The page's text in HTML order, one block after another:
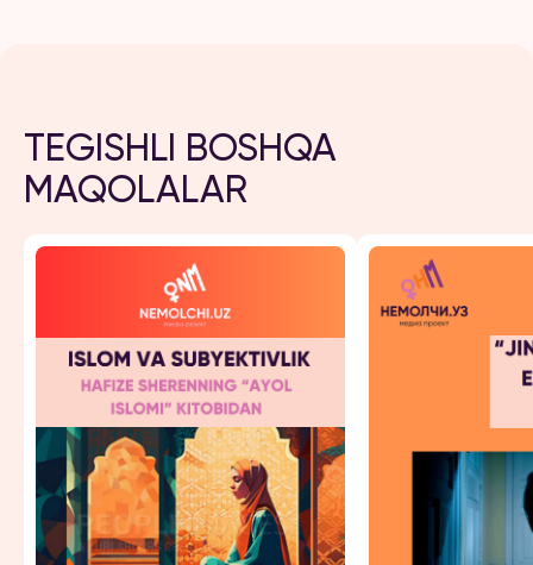
TEGISHLI BOSHQA
MAQOLALAR